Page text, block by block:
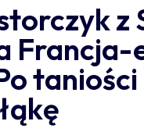
z
Francja-